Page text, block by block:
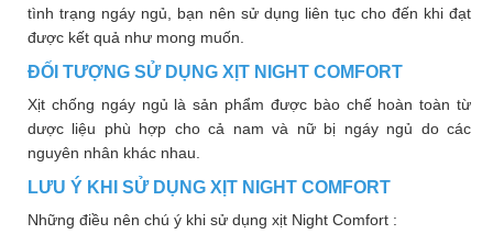
tình trạng ngáy ngủ, bạn nên sử dụng liên tục cho đến khi đạt
được kết quả như mong muốn.
ĐỐI TƯỢNG SỬ DỤNG XỊT NIGHT COMFORT
Xịt chống ngáy ngủ là sản phẩm được bào chế hoàn toàn từ
dược liệu phù hợp cho cả nam và nữ bị ngáy ngủ do các
nguyên nhân khác nhau.
LƯU Ý KHI SỬ DỤNG XỊT NIGHT COMFORT
Những điều nên chú ý khi sử dụng xịt Night Comfort :